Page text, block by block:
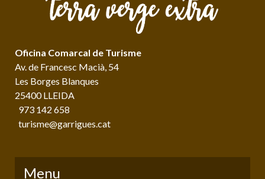
Oficina Comarcal de Turisme
Av. de Francesc Macià, 54
Les Borges Blanques
25400 LLEIDA
973 142 658
turisme@garrigues.cat
Menu